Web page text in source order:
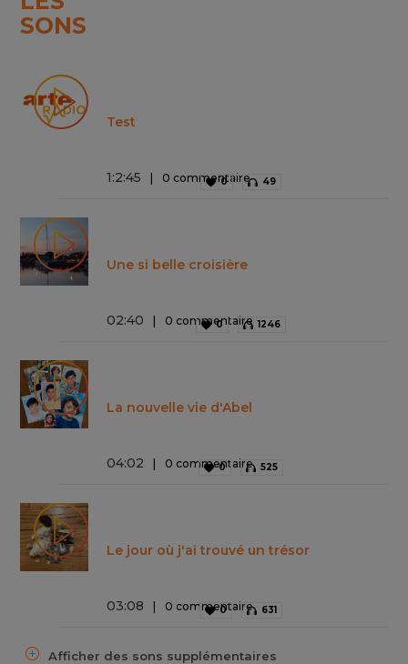
SONS
Test
1:2:45 0 commentaire
0 49
Une si belle croisière
02:40 0 commentaire
0 1246
La nouvelle vie d'Abel
04:02 0 commentaire
0 525
Le jour où j'ai trouvé un trésor
03:08 0 commentaire
0 631
Afficher des sons supplémentaires